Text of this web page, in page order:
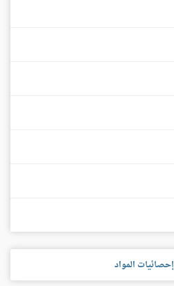
إحصائيات المواد